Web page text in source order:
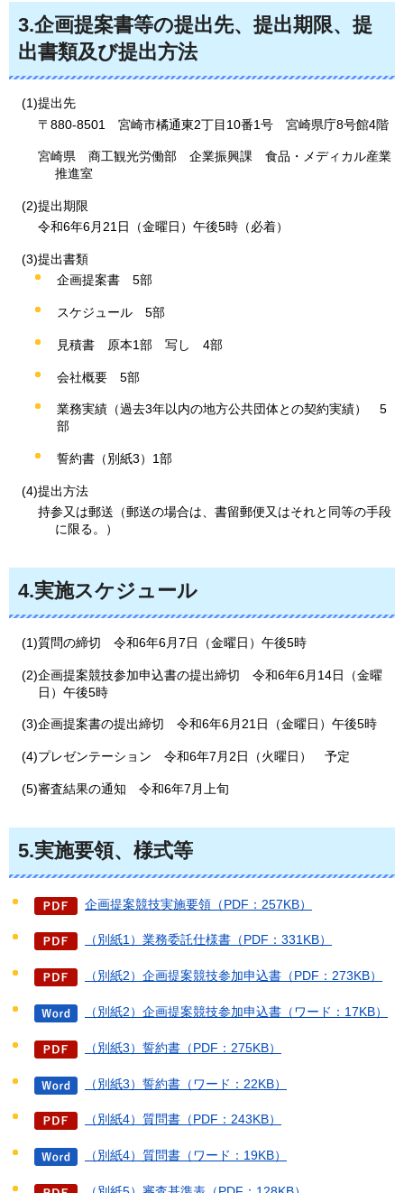
3.企画提案書等の提出先、提出期限、提
出書類及び提出方法
(1)提出先
〒880-8501
宮崎市橘通東2丁目10番1号 宮崎県庁8号館4階
宮崎県 商工観光労働部 企業振興課 食品・メディカル産業
推進室
(2)提出期限
令和6年6月21日（金曜日）午後5時（必着）
(3)提出書類
企画提案書
5部
スケジュール 5部
見積書 原本1部 写し 4部
会社概要 5部
業務実績（過去3年以内の地方公共団体との契約実績）
5
部
誓約書（別紙3）1部
(4)提出方法
持参又は郵送（郵送の場合は、書留郵便又はそれと同等の手段
に限る。）
4.実施スケジュール
(1)質問の締切 令和6年6月7日（金曜日）午後5時
(2)企画提案競技参加申込書の提出締切 令和6年6月14日（金曜
日）午後5時
(3)企画提案書の提出締切 令和6年6月21日（金曜日）午後5時
(4)プレゼンテーション 令和6年7月2日（火曜日） 予定
(5)審査結果の通知 令和6年7月上旬
5.実施要領、様式等
企画提案競技実施要領（PDF：257KB）
（別紙1）業務委託仕様書（PDF：331KB）
（別紙2）企画提案競技参加申込書（PDF：273KB）
（別紙2）企画提案競技参加申込書（ワード：17KB）
（別紙3）誓約書（PDF：275KB）
（別紙3）誓約書（ワード：22KB）
（別紙4）質問書（PDF：243KB）
（別紙4）質問書（ワード：19KB）